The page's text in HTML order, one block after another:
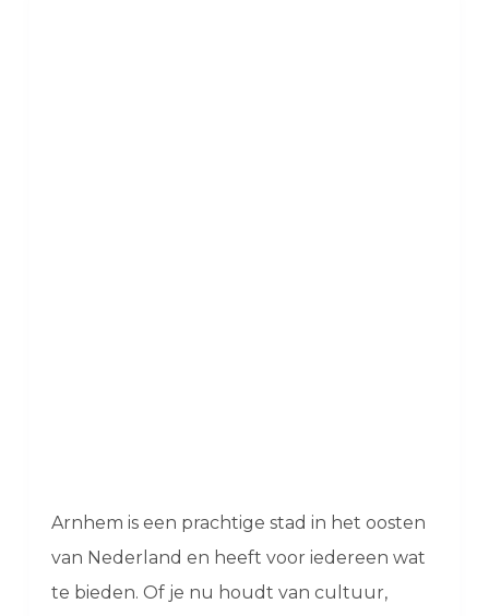
Arnhem is een prachtige stad in het oosten
van Nederland en heeft voor iedereen wat
te bieden. Of je nu houdt van cultuur,